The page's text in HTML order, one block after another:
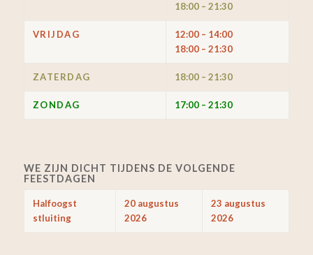
18:00 – 21:30
VRIJDAG
12:00 – 14:00
18:00 – 21:30
ZATERDAG 18:00 – 21:30
ZONDAG 17:00 – 21:30
WE ZIJN DICHT TIJDENS DE VOLGENDE
FEESTDAGEN
Halfoogst
stluiting
20 augustus
2026
23 augustus
2026